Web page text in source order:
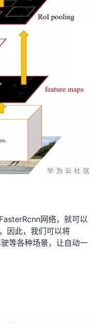
网络，就可以
因此，我们可以将
等各种场景，让自动一